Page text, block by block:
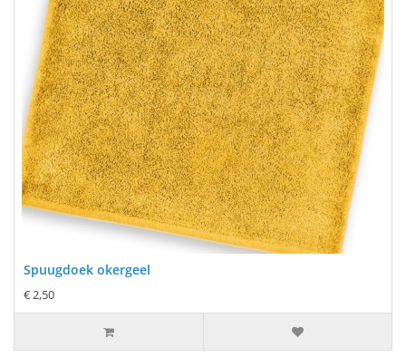
Spuugdoek okergeel
€ 2,50